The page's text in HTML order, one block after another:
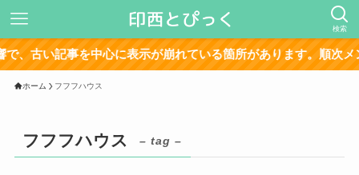
検索
古い記事を中心に表示が崩れている箇所があります。順次メン
ホーム フフフハウス
フフフハウス – tag –